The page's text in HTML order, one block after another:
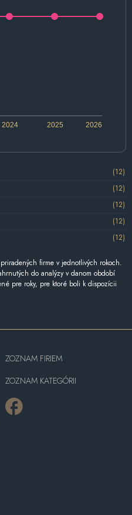
2024 2026
2025
(12)
(12)
(12)
(12)
(12)
firme v jednotlivých rokoch.
do analýzy v danom období
pre roky, pre ktoré boli k dispozícii
ZOZNAM FIRIEM
ZOZNAM KATEGÓRII